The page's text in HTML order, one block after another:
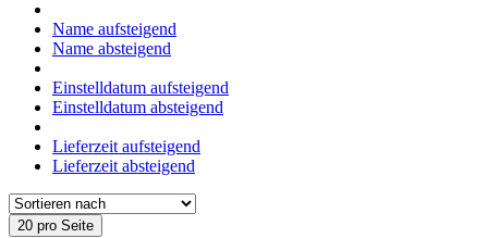
Name aufsteigend
Name absteigend
Einstelldatum aufsteigend
Einstelldatum absteigend
Lieferzeit aufsteigend
Lieferzeit absteigend
20 pro Seite